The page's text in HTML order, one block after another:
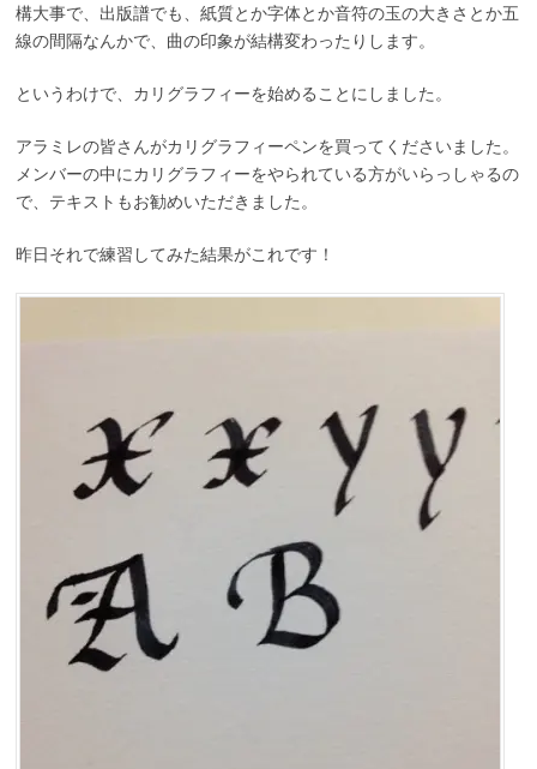
構大事で、出版譜でも、紙質とか字体とか音符の玉の大きさとか五
線の間隔なんかで、曲の印象が結構変わったりします。
というわけで、カリグラフィーを始めることにしました。
アラミレの皆さんがカリグラフィーペンを買ってくださいました。
メンバーの中にカリグラフィーをやられている方がいらっしゃるの
で、テキストもお勧めいただきました。
昨日それで練習してみた結果がこれです！